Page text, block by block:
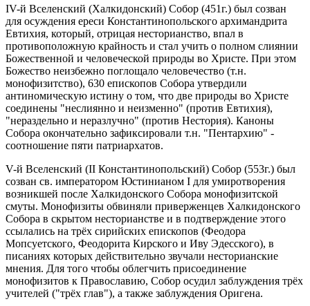
IV-й Вселенский (Халкидонский) Собор (451г.) был созван
для осуждения ереси Константинопольского архимандрита
Евтихия, который, отрицая несторианство, впал в
противоположную крайность и стал учить о полном слиянии
Божественной и человеческой природы во Христе. При этом
Божество неизбежно поглощало человечество (т.н.
монофизитство), 630 епископов Собора утвердили
антиномическую истину о том, что две природы во Христе
соединены "неслиянно и неизменно" (против Евтихия),
"нераздельно и неразлучно" (против Нестория). Каноны
Собора окончательно зафиксировали т.н. "Пентархию" -
соотношение пяти патриархатов.
V-й Вселенский (II Константинопольский) Собор (553г.) был
созван св. императором Юстинианом I для умиротворения
возникшей после Халкидонского Собора монофизитской
смуты. Монофизиты обвиняли приверженцев Халкидонского
Собора в скрытом несторианстве и в подтверждение этого
ссылались на трёх сирийских епископов (Феодора
Мопсуетского, Феодорита Кирского и Иву Эдесского), в
писаниях которых действительно звучали несторианские
мнения. Для того чтобы облегчить присоединение
монофизитов к Православию, Собор осудил заблуждения трёх
учителей ("трёх глав"), а также заблуждения Оригена.